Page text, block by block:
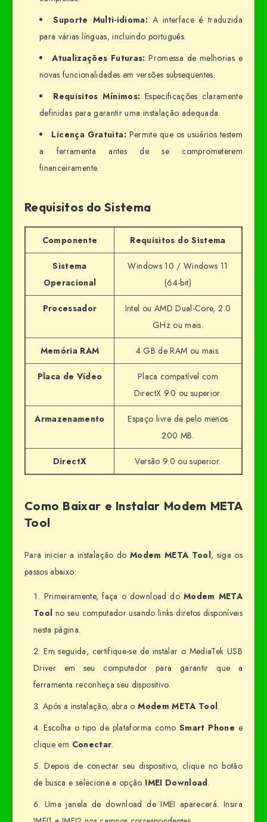
Suporte Multi-idioma: A interface é traduzida
para várias línguas, incluindo português.
Atualizações Futuras: Promessa de melhorias e
novas funcionalidades em versões subsequentes.
Requisitos Mínimos: Especificações claramente
definidas para garantir uma instalação adequada.
Licença Gratuita:Permite que os usuários testem
a ferramenta antes de se comprometerem
financeiramente.
Requisitos do Sistema
Componente Requisitos do Sistema
Sistema
Operacional
Windows 10 / Windows 11
(64-bit)
Processador
Intel ou AMD Dual-Core, 2.0
GHz ou mais.
Memória RAM 4 GB de RAM ou mais.
Placa de Vídeo
Placa compatível com
DirectX 9.0 ou superior.
Armazenamento
Espaço livre de pelo menos
200 MB.
DirectX Versão 9.0 ou superior.
Como Baixar e Instalar Modem META
Tool
Para iniciar a instalação do Modem META Tool, siga os
passos abaixo:
Primeiramente, faça o download do Modem META
Tool no seu computador usando links diretos disponíveis
nesta página.
Em seguida, certifique-se de instalar o MediaTek USB
Driver em seu computador para garantir que a
ferramenta reconheça seu dispositivo.
Após a instalação, abra oModem META Tool.
Escolha o tipo de plataforma como Smart Phone e
clique em Conectar.
Depois de conectar seu dispositivo, clique no botão
de busca e selecione a opção IMEI Download.
Uma janela de download de IMEI aparecerá. Insira